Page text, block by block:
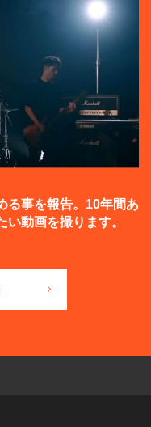
る事を報告。10年間あ
動画を撮ります。